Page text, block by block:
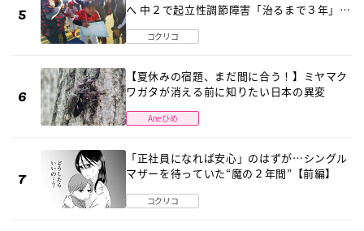
へ 中２で起立性調節障害「治るまで３年」の
コクリコ
【夏休みの宿題、まだ間に合う！】ミヤマク
ワガタが消える前に知りたい日本の異変
Aneひめ
「正社員になれば安心」のはずが…シングル
マザーを待っていた“魔の２年間”【前編】
コクリコ